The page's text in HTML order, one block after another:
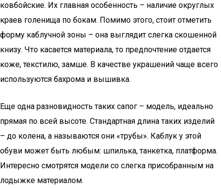
ковбойские. Их главная особенность – наличие округлых
краев голенища по бокам. Помимо этого, стоит отметить
форму каблучной зоны – она выглядит слегка скошенной
книзу. Что касается материала, то предпочтение отдается
коже, текстилю, замше. В качестве украшений чаще всего
используются бахрома и вышивка.
Еще одна разновидность таких сапог – модель, идеально
прямая по всей высоте. Стандартная длина таких изделий
– до колена, а называются они «трубы». Каблук у этой
обуви может быть любым: шпилька, танкетка, платформа.
Интересно смотрятся модели со слегка присобранным на
лодыжке материалом.